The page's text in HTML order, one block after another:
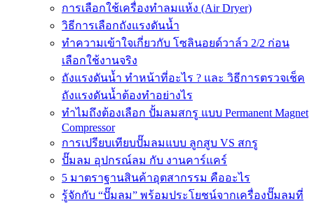
การเลือกใช้เครื่องทำลมแห้ง (Air Dryer)
วิธีการเลือกถังแรงดันน้ำ
ทำความเข้าใจเกี่ยวกับ โซลินอยด์วาล์ว 2/2 ก่อน
เลือกใช้งานจริง
ถังแรงดันน้ำ ทำหน้าที่อะไร ? และ วิธีการตรวจเช็ค
ถังแรงดันน้ำต้องทำอย่างไร
ทำไมถึงต้องเลือก ปั้มลมสกรู แบบ Permanent Magnet
Compressor
การเปรียบเทียบปั๊มลมแบบ ลูกสูบ VS สกรู
ปั๊มลม อุปกรณ์ลม กับ งานคาร์แคร์
5 มาตราฐานสินค้าอุตสากรรม คืออะไร
รู้จักกับ “ปั๊มลม” พร้อมประโยชน์จากเครื่องปั๊มลมที่